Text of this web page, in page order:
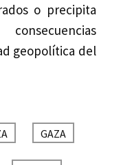
o precipita
geopolítica del
GAZA